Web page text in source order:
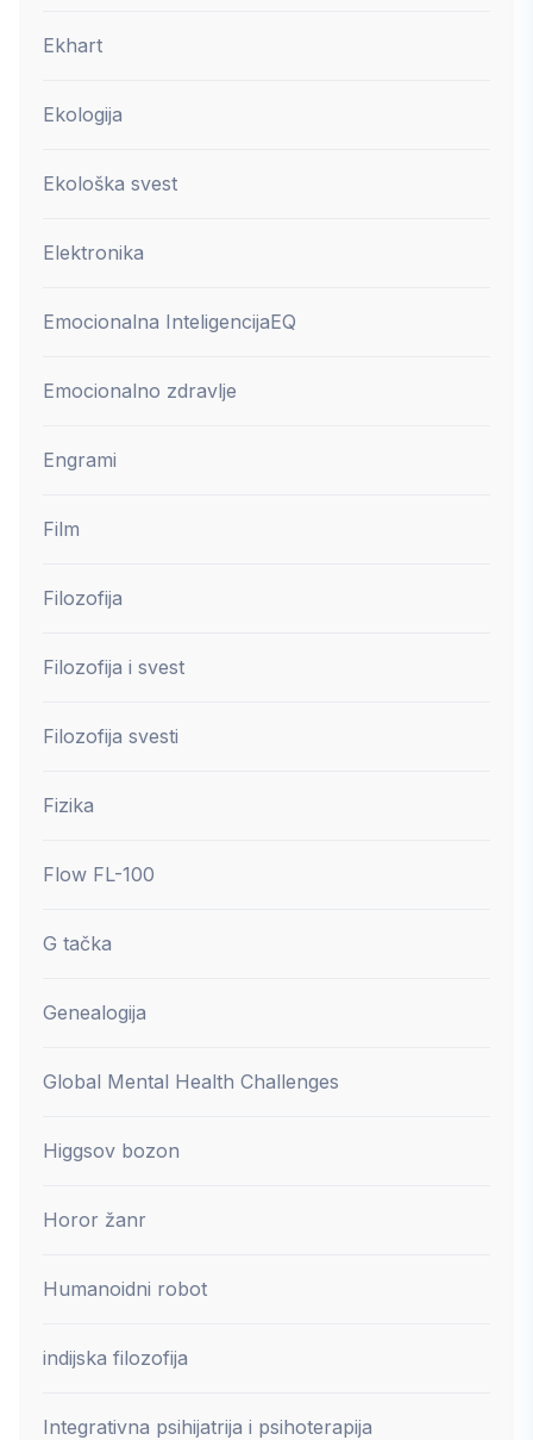
Ekhart
Ekologija
Ekološka svest
Elektronika
Emocionalna InteligencijaEQ
Emocionalno zdravlje
Engrami
Film
Filozofija
Filozofija i svest
Filozofija svesti
Fizika
Flow FL-100
G tačka
Genealogija
Global Mental Health Challenges
Higgsov bozon
Horor žanr
Humanoidni robot
indijska filozofija
Integrativna psihijatrija i psihoterapija